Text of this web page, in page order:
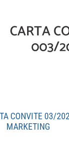
CONVITE 03/
MARKETING